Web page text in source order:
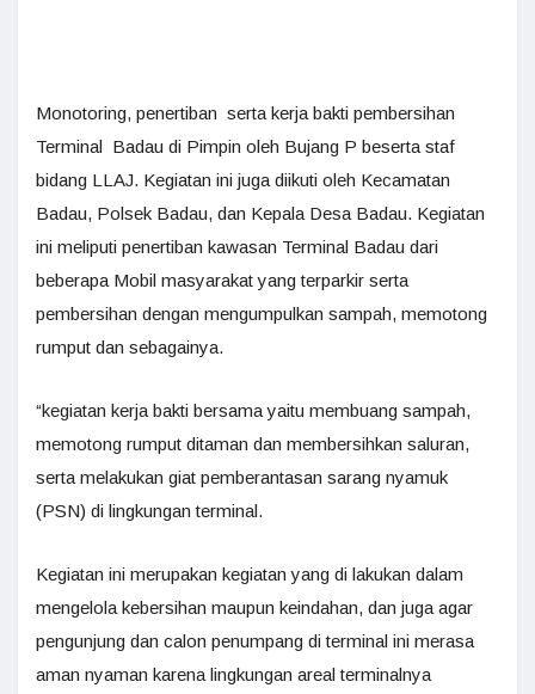
Monotoring, penertiban serta kerja bakti pembersihan
Terminal Badau di Pimpin oleh Bujang P beserta staf
bidang LLAJ. Kegiatan ini juga diikuti oleh Kecamatan
Badau, Polsek Badau, dan Kepala Desa Badau. Kegiatan
ini meliputi penertiban kawasan Terminal Badau dari
beberapa Mobil masyarakat yang terparkir serta
pembersihan dengan mengumpulkan sampah, memotong
rumput dan sebagainya.
“kegiatan kerja bakti bersama yaitu membuang sampah,
memotong rumput ditaman dan membersihkan saluran,
serta melakukan giat pemberantasan sarang nyamuk
(PSN) di lingkungan terminal.
Kegiatan ini merupakan kegiatan yang di lakukan dalam
mengelola kebersihan maupun keindahan, dan juga agar
pengunjung dan calon penumpang di terminal ini merasa
aman nyaman karena lingkungan areal terminalnya